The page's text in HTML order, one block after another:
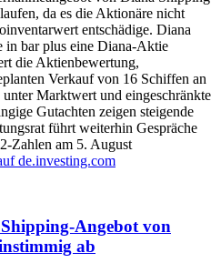
da es die Aktionäre nicht
entschädige. Diana
in bar plus eine Diana-Aktie
die Aktienbewertung,
Verkauf von 16 Schiffen an
Marktwert und eingeschränkte
Gutachten zeigen steigende
führt weiterhin Gespräche
Zahlen am 5. August
de.investing.com
Angebot von
ab